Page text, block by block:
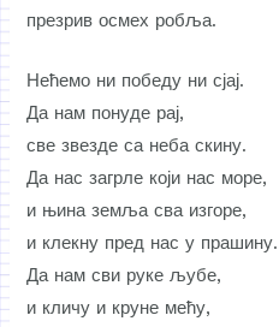
презрив осмех робља.
Нећемо ни победу ни сјај.
Да нам понуде рај,
све звезде са неба скину.
Да нас загрле који нас море,
и њина земља сва изгоре,
и клекну пред нас у прашину.
Да нам сви руке љубе,
и кличу и круне мећу,